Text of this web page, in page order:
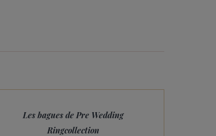
Les bagues de Pre Wedding
Ringcollection